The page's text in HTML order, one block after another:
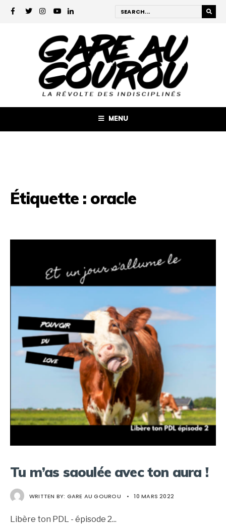
MENU
Étiquette : oracle
Tu m’as saoulée avec ton aura !
WRITTEN BY: GARE AU GOUROU • 10 MARS 2022
Libère ton PDL - épisode 2...